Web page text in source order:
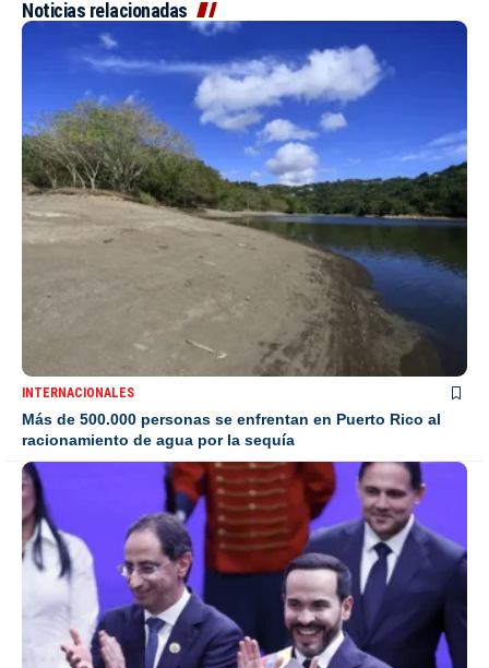
Noticias relacionadas
INTERNACIONALES
Más de 500.000 personas se enfrentan en Puerto Rico al
racionamiento de agua por la sequía